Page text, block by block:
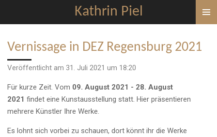
Hauptinhalt
Kathrin Piel
Vernissage in DEZ Regensburg 2021
Veröffentlicht am 31. Juli 2021 um 18:20
Für kurze Zeit. Vom 09. August 2021 - 28. August
2021 findet eine Kunstausstellung statt. Hier präsentieren
mehrere Künstler Ihre Werke.
Es lohnt sich vorbei zu schauen, dort könnt ihr die Werke